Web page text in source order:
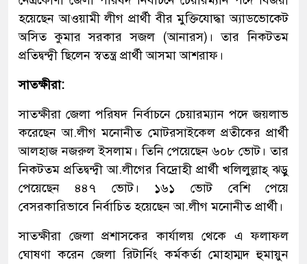
হয়েছেন আওয়ামী লীগ প্রার্থী বীর মুক্তিযোদ্ধা অ্যাডভোকেট
অসিত কুমার সরকার সজল (আনারস)। তার নিকটতম
প্রতিদ্বন্দ্বী ছিলেন স্বতন্ত্র প্রার্থী আসমা আশরাফ।
সাতক্ষীরা:
সাতক্ষীরা জেলা পরিষদ নির্বাচনে চেয়ারম্যান পদে জয়লাভ
করেছেন আ.লীগ মনোনীত মোটরসাইকেল প্রতীকের প্রার্থী
আলহাজ নজরুল ইসলাম। তিনি পেয়েছেন ৬০৮ ভোট। তার
নিকটতম প্রতিদ্বন্দ্বী আ.লীগের বিদ্রোহী প্রার্থী খলিলুল্লাহ্ ঝড়ু
পেয়েছেন ৪৪৭ ভোট। ১৬১ ভোট বেশি পেয়ে
বেসরকারিভাবে নির্বাচিত হয়েছেন আ.লীগ মনোনীত প্রার্থী।
সাতক্ষীরা জেলা প্রশাসকের কার্যালয় থেকে এ ফলাফল
ঘোষণা করেন জেলা রিটার্নিং কর্মকর্তা মোহাম্মদ হুমায়ুন